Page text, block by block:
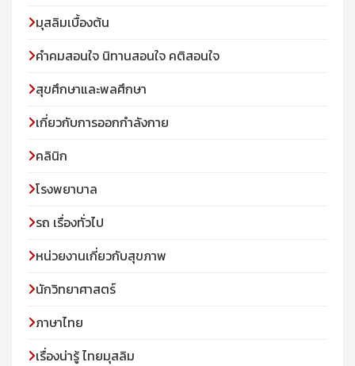
มุสลิมเบื้องต้น
คําคมสอนใจ นิทานสอนใจ คติสอนใจ
สุขศึกษาและพลศึกษา
เกี่ยวกับการออกกำลังกาย
คลินิก
โรงพยาบาล
รถ เรื่องทั่วไป
หน่วยงานเกี่ยวกับสุขภาพ
นักวิทยาศาสตร์
ภาษาไทย
เรื่องน่ารู้ ไทยมุสลิม